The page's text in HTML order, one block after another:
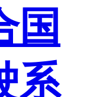
国
系